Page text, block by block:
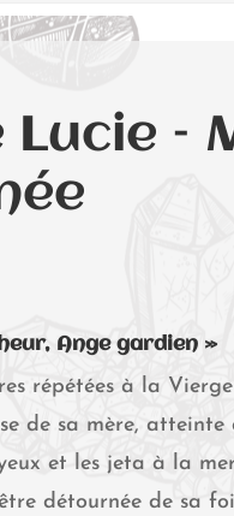
–
Ange gardien »
répétées à la
de sa mère, atteinte
et les jeta à la
détournée de sa